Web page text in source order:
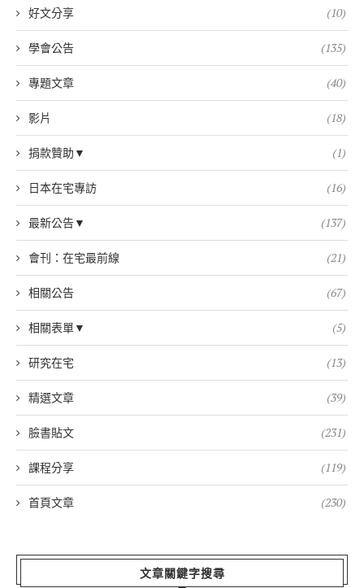
好文分享 (10)
學會公告 (135)
專題文章 (40)
影片 (18)
捐款贊助▼ (1)
日本在宅專訪 (16)
最新公告▼ (137)
會刊：在宅最前線 (21)
相關公告 (67)
相關表單▼ (5)
研究在宅 (13)
精選文章 (39)
臉書貼文 (231)
課程分享 (119)
首頁文章 (230)
文章關鍵字搜尋